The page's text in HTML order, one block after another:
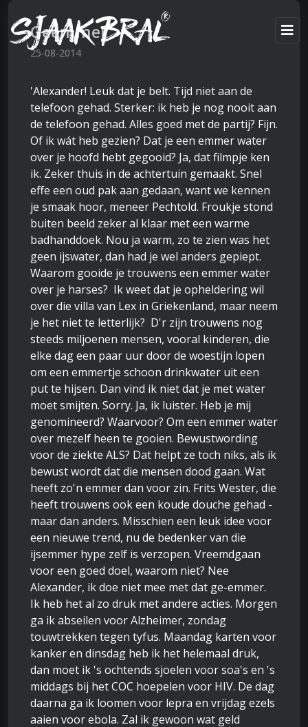
Geëmmer
25-08-2014
'Alexander! Leuk dat je belt. Tijd niet aan de
telefoon gehad. Sterker: ik heb je nog nooit aan
de telefoon gehad. Alles goed met de partij? Fijn.
Of ik wát heb gezien? Dat je een emmer water
over je hoofd hebt gegooid? Ja, dat filmpje ken
ik. Zeker thuis in de achtertuin gemaakt. Snel
effe een oud pak aan gedaan, want we kennen
je smaak hoor, meneer Pechtold. Froukje stond
buiten beeld zeker al klaar met een warme
badhanddoek. Nou ja warm, zo te zien was het
geen ijswater, dan had je wel anders gepiept.
Waarom gooide je trouwens een emmer water
over je harses? Ik weet dat je opheldering wil
over die villa van Lex in Griekenland, maar neem
je het niet te letterlijk? D'r zijn trouwens nog
steeds miljoenen mensen, vooral kinderen, die
elke dag een paar uur door de woestijn lopen
om een emmertje schoon drinkwater uit een
put te hijsen. Dan vind ik niet dat je met water
moet smijten. Sorry. Ja, ik luister. Heb je mij
genomineerd? Waarvoor? Om een emmer water
over mezelf heen te gooien. Bewustwording
voor de ziekte ALS? Dat helpt ze toch niks, als ik
bewust wordt dat die mensen dood gaan. Wat
heeft zo'n emmer dan voor zin. Frits Wester, die
heeft trouwens ook een koude douche gehad -
maar dan anders. Misschien een leuk idee voor
een nieuwe trend, nu de bedenker van die
ijsemmer hype zelf is verzopen. Vreemdgaan
voor een goed doel, waarom niet? Nee
Alexander, ik doe niet mee met dat ge-emmer.
Ik heb het al zo druk met andere acties. Morgen
ga ik abseilen voor Alzheimer, zondag
touwtrekken tegen tyfus. Maandag karten voor
kanker en dinsdag heb ik het helemaal druk,
dan moet ik 's ochtends sjoelen voor soa's en 's
middags bij het COC hoepelen voor HIV. De dag
daarna ga ik loomen voor lepra en vrijdag ezels
aaien voor ebola. Zal ik gewoon wat geld